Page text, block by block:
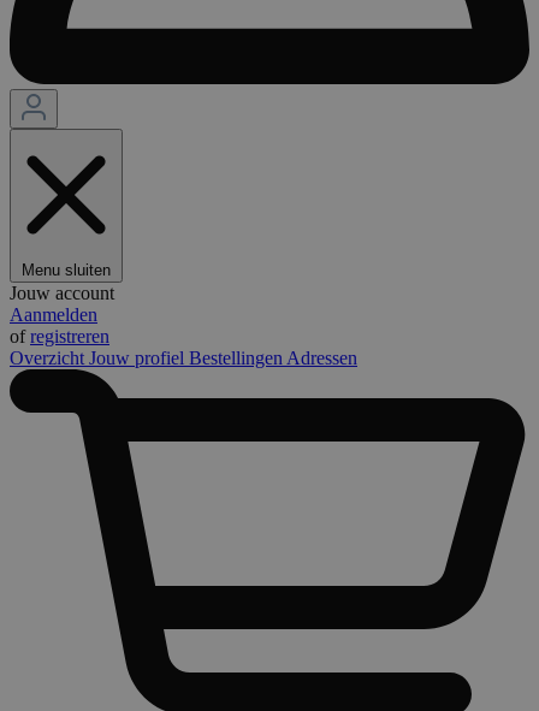
Menu sluiten
Jouw account
Aanmelden
ofregistreren
Overzicht Jouw profiel Bestellingen Adressen